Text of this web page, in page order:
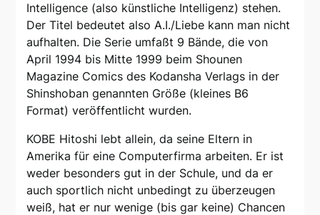
Intelligence (also künstliche Intelligenz) stehen.
Der Titel bedeutet also A.I./Liebe kann man nicht
aufhalten. Die Serie umfaßt 9 Bände, die von
April 1994 bis Mitte 1999 beim Shounen
Magazine Comics des Kodansha Verlags in der
Shinshoban genannten Größe (kleines B6
Format) veröffentlicht wurden.
KOBE Hitoshi lebt allein, da seine Eltern in
Amerika für eine Computerfirma arbeiten. Er ist
weder besonders gut in der Schule, und da er
auch sportlich nicht unbedingt zu überzeugen
weiß, hat er nur wenige (bis gar keine) Chancen